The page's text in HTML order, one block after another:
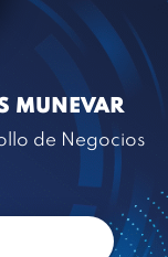
MUNEVAR
de Negocios